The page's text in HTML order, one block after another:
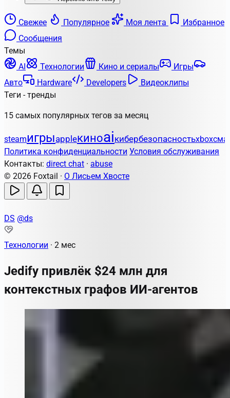
Свежее Популярное Моя лента
Избранное
Сообщения
Темы
AI
Технологии Кино и сериалы
Игры
Авто
Hardware Developers
Видеоклипы
Теги - тренды
15 самых популярных тегов за месяц
steamигрыappleкиноaiкибербезопасностьxbox
Политика конфиденциальности Условия обслуживания
Контакты: direct chat · abuse
© 2026 Foxtail · О Лисьем Хвосте
DS @ds
Технологии · 2 мес
Jedify привлёк $24 млн для
контекстных графов ИИ-агентов